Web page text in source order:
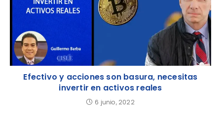
Efectivo y acciones son basura, necesitas
invertir en activos reales
6 junio, 2022